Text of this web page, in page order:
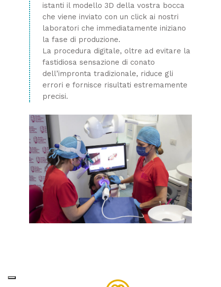
istanti il modello 3D della vostra bocca
che viene inviato con un click ai nostri
laboratori che immediatamente iniziano
la fase di produzione.
La procedura digitale, oltre ad evitare la
fastidiosa sensazione di conato
dell’impronta tradizionale, riduce gli
errori e fornisce risultati estremamente
precisi.